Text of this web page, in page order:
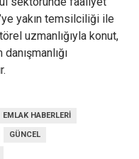
yakın temsilciliği ile
uzmanlığıyla konut,
EMLAK HABERLERI
GÜNCEL